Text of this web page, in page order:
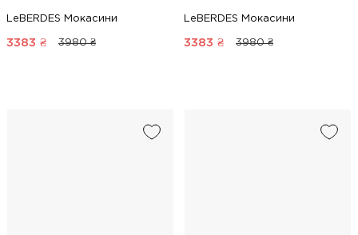
LeBERDES Мокасини
3383 ₴ 3980 ₴
LeBERDES Мокасини
3383 ₴ 3980 ₴